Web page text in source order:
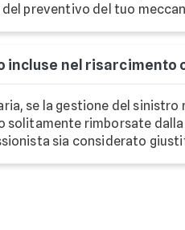
preventivo del tuo
incluse nel risarcimento
se la gestione del
solitamente rimborsate
sia considerato